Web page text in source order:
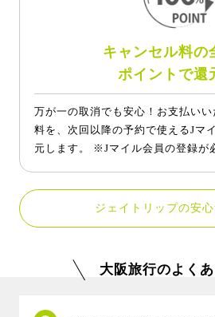
キャンセル料の
ポイントで還
万が一の取消でも安心！お支払い
料を、次回以降の予約で使えるJマ
元します。 ※Jマイル会員の登録が
ジェイトリップの安
大阪旅行のよく